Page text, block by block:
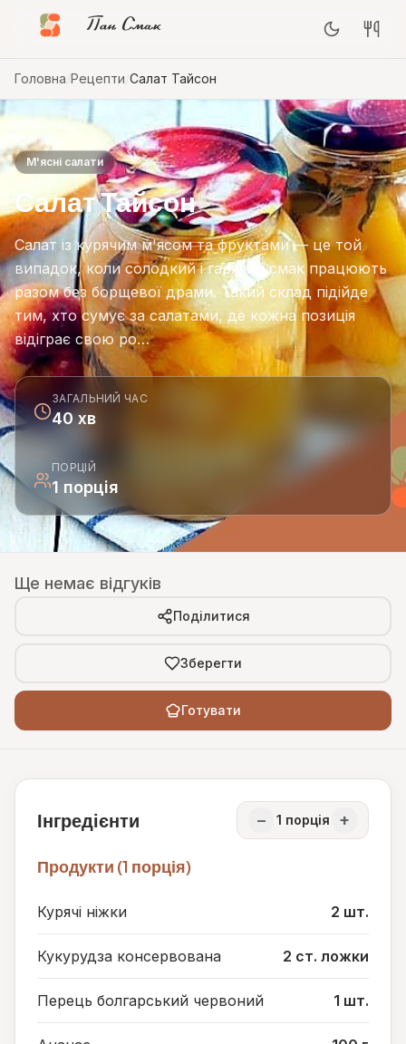
Пан Смак
Головна Рецепти Салат Тайсон
М'ясні салати
Салат Тайсон
Салат із курячим м'ясом та фруктами — це той
випадок, коли солодкий і гарячий смак працюють
разом без борщевої драми. Такий склад підійде
тим, хто сумує за салатами, де кожна позиція
відіграє свою ро…
ЗАГАЛЬНИЙ ЧАС
40 хв
ПОРЦІЙ
1 порція
Ще немає відгуків
Поділитися
Зберегти
Готувати
Інгредієнти − 1 порція +
Продукти (1 порція)
Курячі ніжки 2 шт.
Кукурудза консервована 2 ст. ложки
Перець болгарський червоний 1 шт.